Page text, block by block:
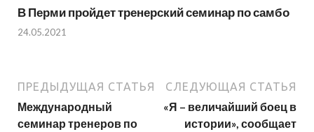
В Перми пройдет тренерский семинар по самбо
24.05.2021
ПРЕДЫДУЩАЯ СТАТЬЯ
Международный
семинар тренеров по
СЛЕДУЮЩАЯ СТАТЬЯ
«Я – величайший боец в
истории», сообщает